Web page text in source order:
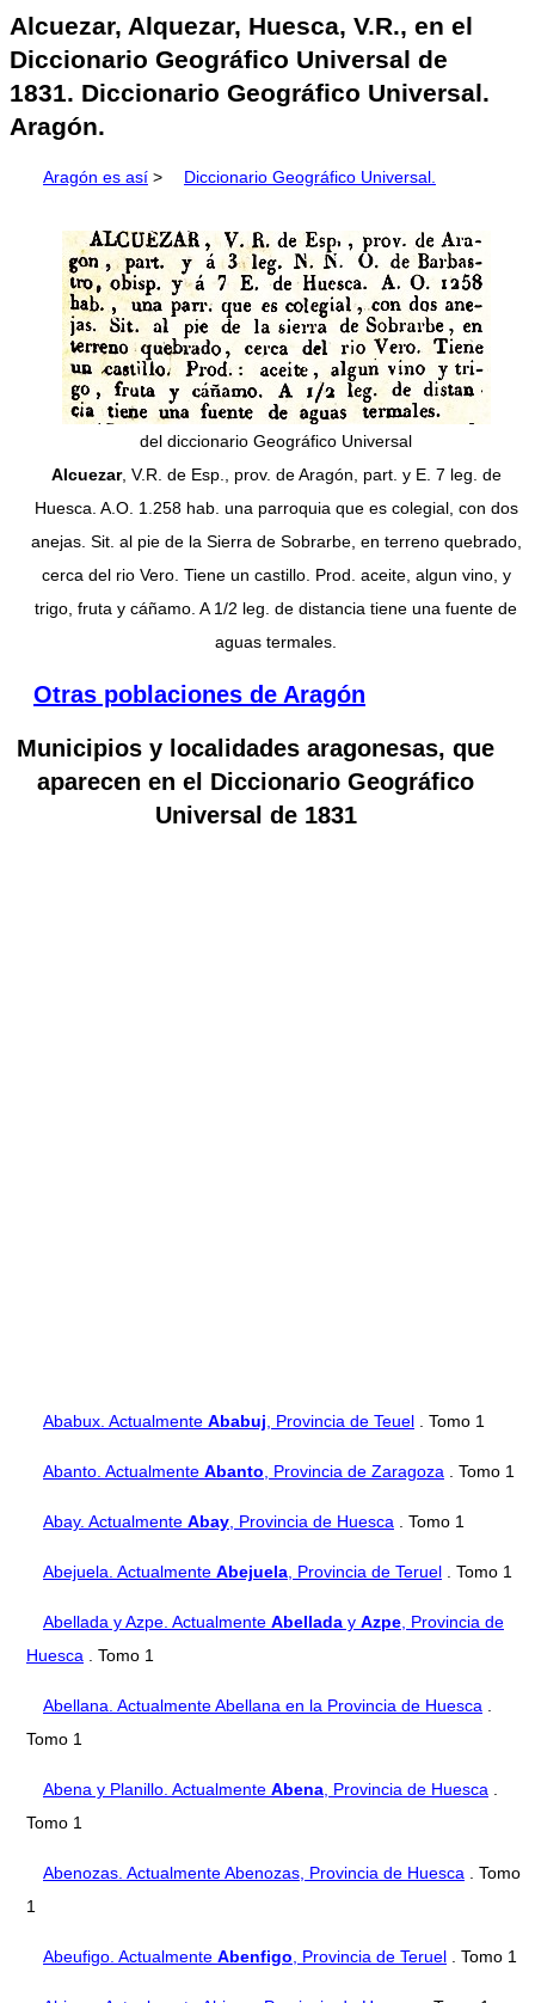
Alcuezar, Alquezar, Huesca, V.R., en el
Diccionario Geográfico Universal de
1831. Diccionario Geográfico Universal.
Aragón.
Aragón es así > Diccionario Geográfico Universal.
del diccionario Geográfico Universal
Alcuezar, V.R. de Esp., prov. de Aragón, part. y E. 7 leg. de
Huesca. A.O. 1.258 hab. una parroquia que es colegial, con dos
anejas. Sit. al pie de la Sierra de Sobrarbe, en terreno quebrado,
cerca del rio Vero. Tiene un castillo. Prod. aceite, algun vino, y
trigo, fruta y cáñamo. A 1/2 leg. de distancia tiene una fuente de
aguas termales.
Otras poblaciones de Aragón
Municipios y localidades aragonesas, que
aparecen en el Diccionario Geográfico
Universal de 1831
Ababux. Actualmente Ababuj , Provincia de Teuel . Tomo 1
Abanto. Actualmente Abanto , Provincia de Zaragoza . Tomo 1
Abay. Actualmente Abay , Provincia de Huesca . Tomo 1
Abejuela. Actualmente Abejuela , Provincia de Teruel . Tomo 1
Abellada y Azpe. Actualmente Abellada y Azpe , Provincia de
Huesca . Tomo 1
Abellana. Actualmente Abellana en la Provincia de Huesca
Tomo 1
Abena y Planillo. Actualmente Abena , Provincia de Huesca
Tomo 1
Abenozas. Actualmente Abenozas, Provincia de Huesca . Tomo
1
Abeufigo. Actualmente Abenfigo , Provincia de Teruel . Tomo 1